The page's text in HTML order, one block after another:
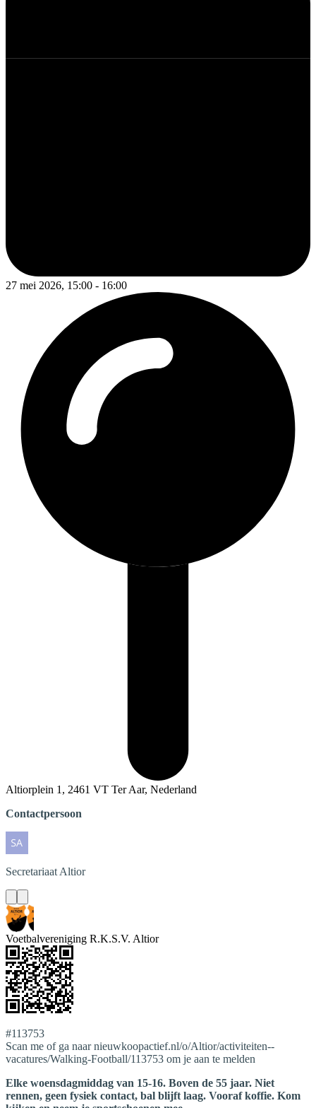
27 mei 2026, 15:00 - 16:00
Altiorplein 1, 2461 VT Ter Aar, Nederland
Contactpersoon
Secretariaat Altior
Voetbalvereniging R.K.S.V. Altior
#113753
Scan me of ga naar nieuwkoopactief.nl/o/Altior/activiteiten--
vacatures/Walking-Football/113753 om je aan te melden
Elke woensdagmiddag van 15-16. Boven de 55 jaar. Niet
rennen, geen fysiek contact, bal blijft laag. Vooraf koffie. Kom